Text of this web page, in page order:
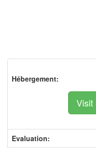
Hébergement:
Visit
Evaluation: